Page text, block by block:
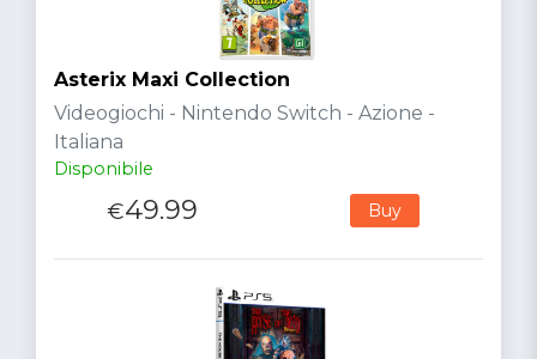
Asterix Maxi Collection
Videogiochi - Nintendo Switch - Azione -
Italiana
Disponibile
€49.99 Buy